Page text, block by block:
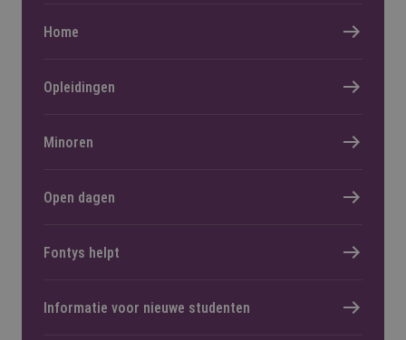
Home
Opleidingen
Minoren
Open dagen
Fontys helpt
Informatie voor nieuwe studenten